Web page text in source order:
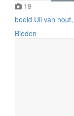
19
beeld Uil van
Bieden